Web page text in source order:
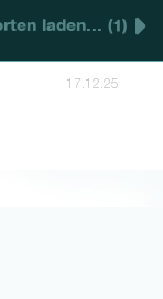
laden... (1)
17.12.25